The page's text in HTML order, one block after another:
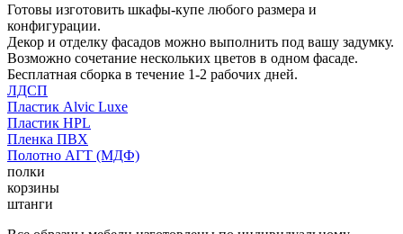
Готовы изготовить шкафы-купе любого размера и
конфигурации.
Декор и отделку фасадов можно выполнить под вашу задумку.
Возможно сочетание нескольких цветов в одном фасаде.
Бесплатная сборка в течение 1-2 рабочих дней.
ЛДСП
Пластик Alvic Luxe
Пластик HPL
Пленка ПВХ
Полотно АГТ (МДФ)
полки
корзины
штанги